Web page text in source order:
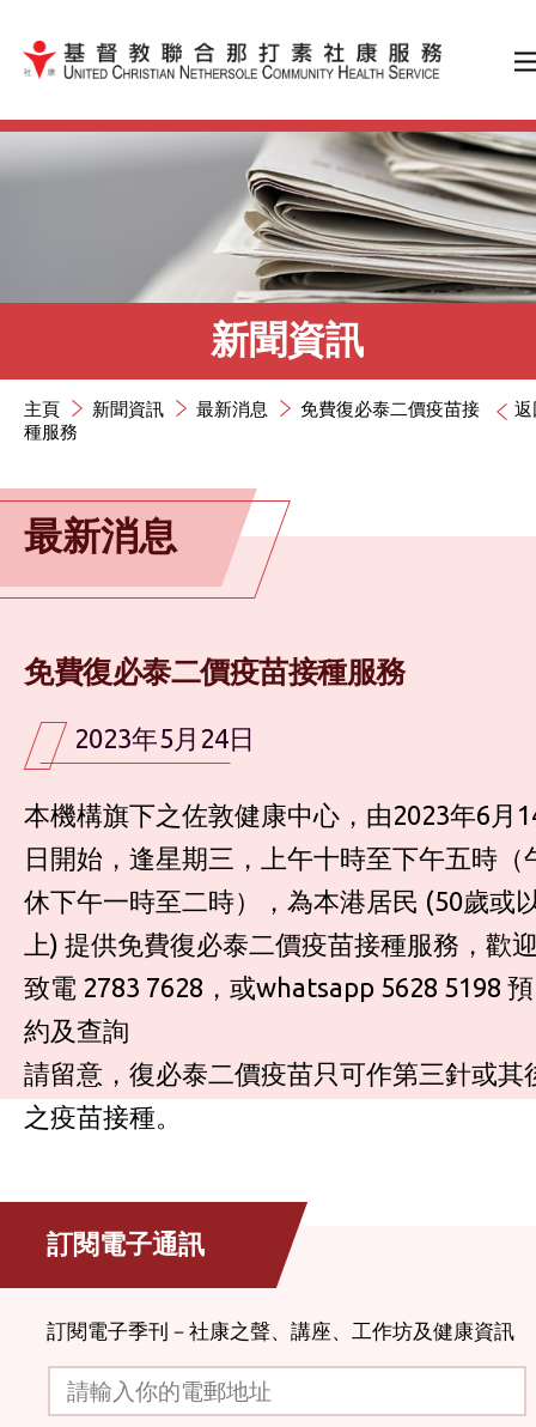
跳到內容（按輸入鍵）
新聞資訊
返
主頁 新聞資訊 最新消息
免費復必泰二價疫苗接
種服務
最新消息
免費復必泰二價疫苗接種服務
2023年5月24日
本機構旗下之佐敦健康中心，由2023年6月
日開始，逢星期三，上午十時至下午五時（
休下午一時至二時），為本港居民 (50歲或
上) 提供免費復必泰二價疫苗接種服務，歡
致電 2783 7628，或whatsapp 5628 5198 預
約及查詢
請留意，復必泰二價疫苗只可作第三針或其
之疫苗接種。
訂閱電子通訊
訂閱電子季刊－社康之聲、講座、工作坊及健康資訊
請輸入你的電郵地址